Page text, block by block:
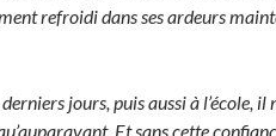
refroidi dans ses ardeurs
jours, puis aussi à l’école, il
Et sans cette